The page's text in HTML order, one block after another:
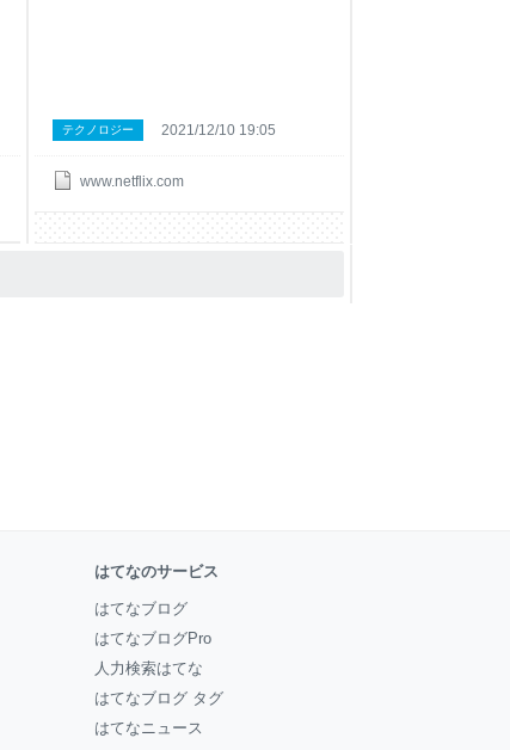
www.netflix.com
テクノロジー 2021/12/10 19:05
はてなのサービス
はてなブログ
はてなブログPro
人力検索はてな
はてなブログ タグ
はてなニュース